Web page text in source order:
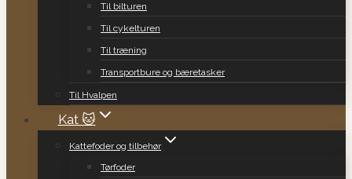
Til bilturen
Til cykelturen
Til træning
Transportbure og bæretasker
Til Hvalpen
Kat 🐱
Kattefoder og tilbehør
Tørfoder